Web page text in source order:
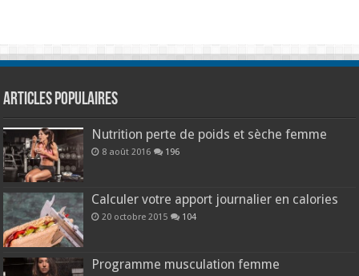
Articles populaires
Nutrition perte de poids et sèche femme
8 août 2016 196
Calculer votre apport journalier en calories
20 octobre 2015 104
Programme musculation femme